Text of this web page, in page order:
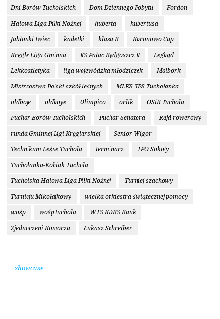
Dni Borów Tucholskich
Dom Dziennego Pobytu
Fordon
Halowa Liga Piłki Nożnej
huberta
hubertusa
Jabłonki Iwiec
kadetki klasa B
Koronowo Cup
Kręgle Liga Gminna
KS Pałac Bydgoszcz II
Legbąd
Lekkoatletyka
liga wojewódzka młodziczek
Malbork
Mistrzostwa Polski szkół leśnych
MLKS-TPS Tucholanka
oldboje
oldboye Olimpico orlik
OSiR Tuchola
Puchar Borów Tucholskich
Puchar Senatora
Rajd rowerowy
runda Gminnej Ligi Kręglarskiej
Senior Wigor
Technikum Leśne Tuchola
terminarz
TPO Sokoły
Tucholanka-Kobiak Tuchola
Tucholska Halowa Liga Piłki Nożnej
Turniej szachowy
Turnieju Mikołajkowy
wielka orkiestra świątecznej pomocy
wośp
wośp tuchola
WTS KDBS Bank
Zjednoczeni Komorza
Łukasz Schreiber
showcase